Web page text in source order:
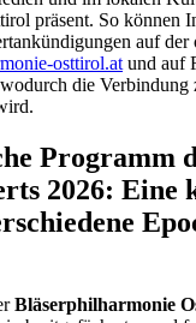
präsent. So können
auf der
osttirol.at und auf
die Verbindung
Programm
2026: Eine
Bläserphilharmonie